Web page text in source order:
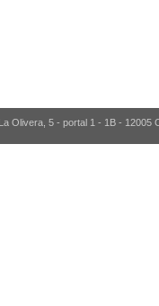
Olivera, 5 - portal 1 - 1B - 12005